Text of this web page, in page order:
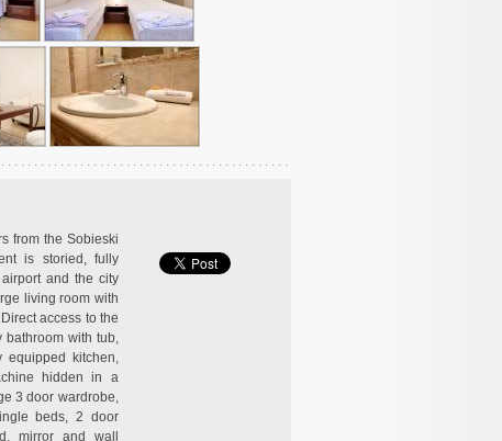
from the Sobieski
is storied, fully
and the city
living room with
access to the
with tub,
kitchen,
hidden in a
3 door wardrobe,
beds, 2 door
mirror and wall